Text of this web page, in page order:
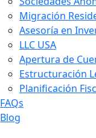
Migración
Asesoría en
LLC USA
Apertura de
Estructuración
Planificación
FAQs
Blog